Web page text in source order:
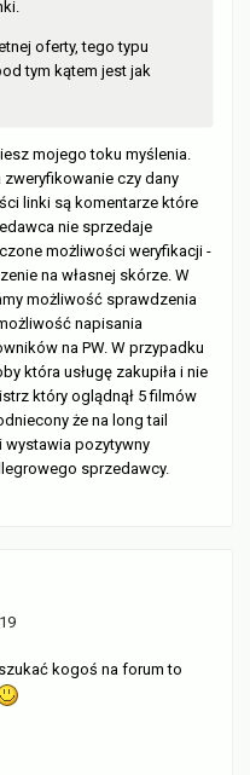
oferty, tego typu
tym kątem jest jak
mojego toku myślenia.
czy dany
linki są komentarze które
nie sprzedaje
możliwości weryfikacji -
na własnej skórze. W
możliwość sprawdzenia
napisania
na PW. W przypadku
która usługę zakupiła i nie
który oglądnął 5 filmów
że na long tail
wystawia pozytywny
sprzedawcy.
kogoś na forum to